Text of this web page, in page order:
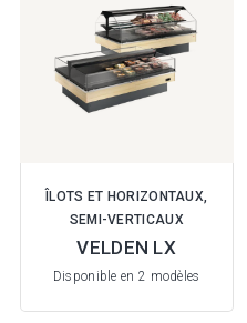
ÎLOTS ET HORIZONTAUX,
SEMI-VERTICAUX
VELDEN LX
Disponible en 2 modèles